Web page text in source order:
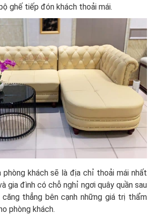
ghế tiếp đón khách thoải mái.
khách sẽ là địa chỉ thoải mái nhất
gia đình có chỗ nghỉ ngơi quây quần sau
thẳng bên cạnh những giá trị thẩm
phòng khách.